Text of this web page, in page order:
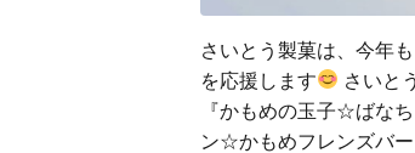
さいとう製菓は、今年
を応援します
さいと
『かもめの玉子☆ばな
ン☆かもめフレンズバ